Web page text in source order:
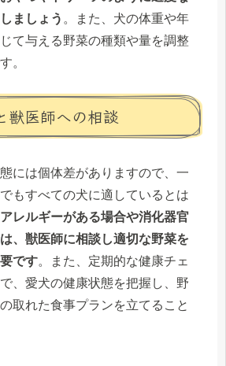
ましょう 。また、犬の体重や年
て与える野菜の種類や量を調整
。
獣医師への相談
には個体差がありますので、一
もすべての犬に適しているとは
レルギーがある場合や消化器官
、獣医師に相談し適切な野菜を
です。また、定期的な健康チェ
、愛犬の健康状態を把握し、野
取れた食事プランを立てること